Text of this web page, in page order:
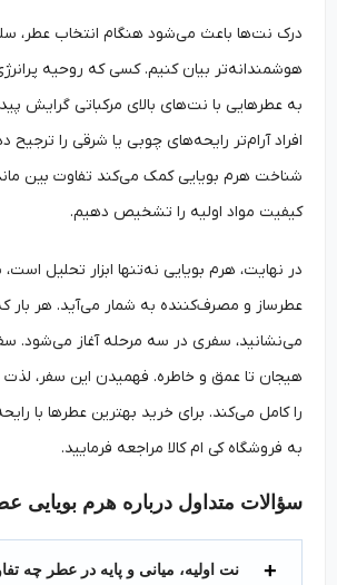
درک نت‌ها باعث می‌شود هنگام انتخاب عطر، سلیقه
هوشمندانه‌تر بیان کنیم. کسی که روحیه پرانرژی
به عطرهایی با نت‌های بالای مرکباتی گرایش پیدا
افراد آرام‌تر رایحه‌های چوبی یا شرقی را ترجیح
شناخت هرم بویایی کمک می‌کند تفاوت بین
کیفیت مواد اولیه را تشخیص دهیم.
در نهایت، هرم بویایی نه‌تنها ابزار تحلیل است،
عطرساز و مصرف‌کننده به شمار می‌آید. هر بار که
می‌نشانید، سفری در سه مرحله آغاز می‌شود. سفری
هیجان تا عمق و خاطره. فهمیدن این سفر، لذت
را کامل می‌کند. برای خرید بهترین عطرها با رایحه
به فروشگاه کی ام کالا مراجعه فرمایید.
سؤالات متداول درباره هرم بویایی عطر
نت اولیه، میانی و پایه در عطر چه تفاوتی